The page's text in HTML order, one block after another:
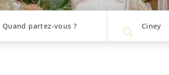
Quand partez-vous ? Ciney